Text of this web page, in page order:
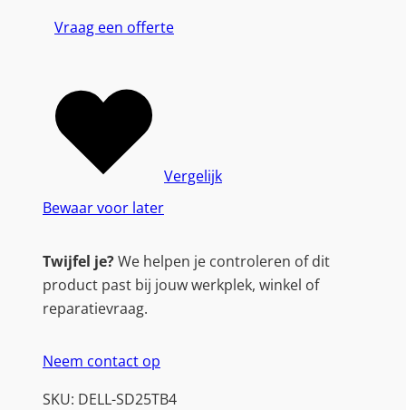
Vraag een offerte
Bewaar voor later
Vergelijk
Twijfel je?We helpen je controleren of dit
product past bij jouw werkplek, winkel of
reparatievraag.
Neem contact op
SKU: DELL-SD25TB4